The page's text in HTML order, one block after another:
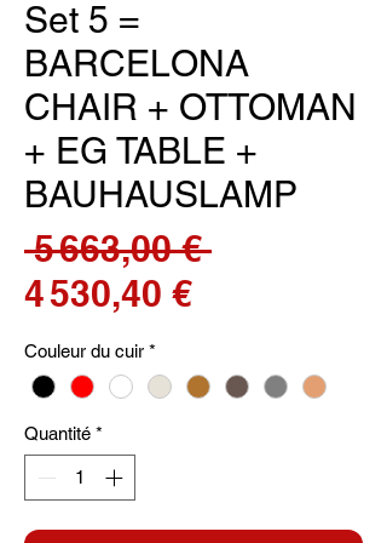
Set 5 =
BARCELONA
CHAIR + OTTOMAN
+ EG TABLE +
BAUHAUSLAMP
5 663,00 € Prix
4 530,40 €Prix
Couleur du cuir *
Quantité *